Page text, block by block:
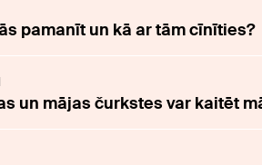
pamanīt un kā ar tām cīnīties?
un mājas čurkstes var kaitēt